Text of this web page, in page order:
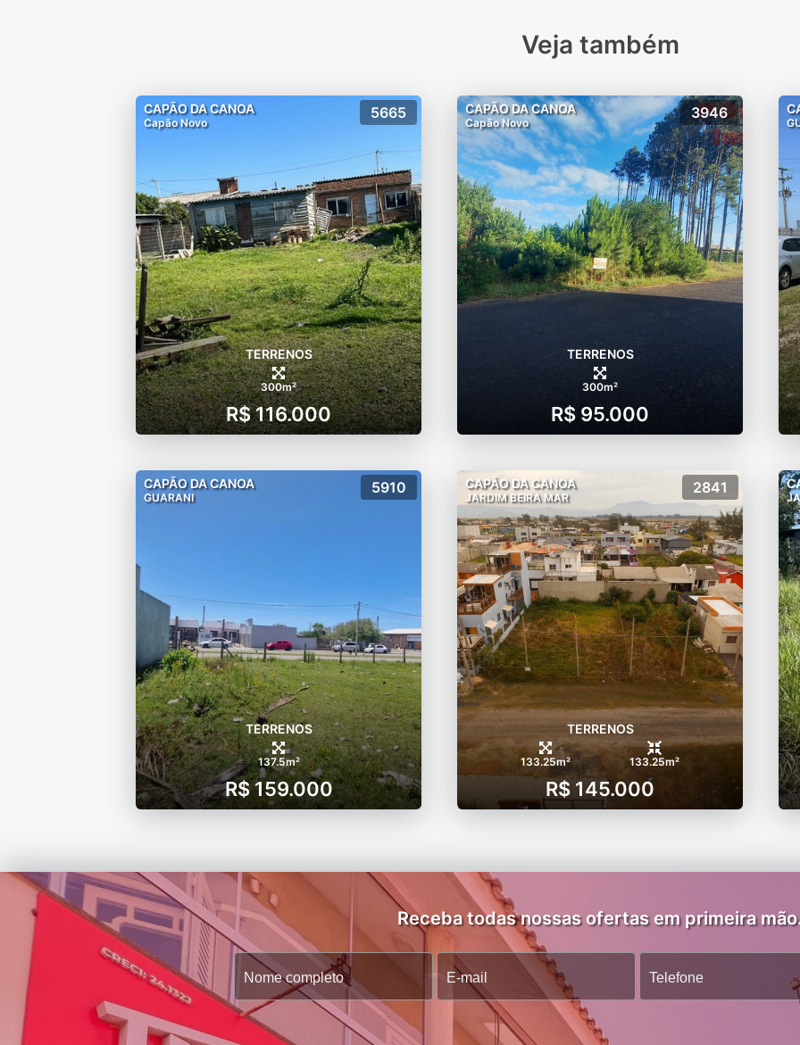
Veja também
CAPÃO DA CANOA
Capão Novo
5665
TERRENOS
300m²
R$ 116.000
CAPÃO DA CANOA
Capão Novo
3946
TERRENOS
300m²
R$ 95.000
CAPÃO DA CANOA
GUARANI
5910
TERRENOS
137.5m²
R$ 159.000
CAPÃO DA CANOA
JARDIM BEIRA MAR
2841
TERRENOS
133.25m² 133.25m²
R$ 145.000
Receba todas nossas ofertas em primeira